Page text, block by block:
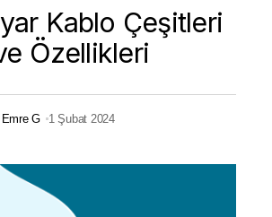
Kablo Çeşitleri
Özellikleri
Emre G 1 Şubat 2024